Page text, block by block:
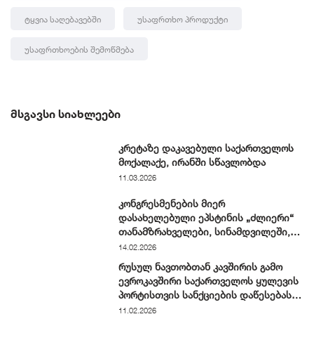
Ტყვია Საღებავებში Უსაფრთხო Პროდუქტი
Უსაფრთხოების Შემოწმება
ᲛᲡᲒᲐᲕᲡᲘ ᲡᲘᲐᲮᲚᲔᲔᲑᲘ
კრეტაზე დაკავებული საქართველოს
მოქალაქე, ირანში სწავლობდა
11.03.2026
კონგრესმენების მიერ
დასახელებული ეპსტინის „ძლიერი“
თანამზრახველები, სინამდვილეში,
ჩვეულებრივი ნიუ-იორკელები არიან
14.02.2026
რუსულ ნავთობთან კავშირის გამო
ევროკავშირი საქართველოს ყულევის
პორტისთვის სანქციების დაწესებას
განიხილავს
11.02.2026